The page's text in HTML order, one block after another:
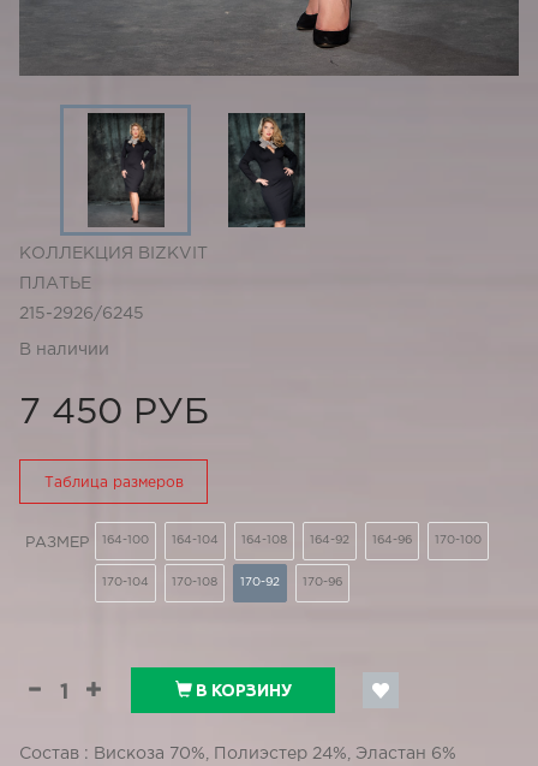
КОЛЛЕКЦИЯ BIZKVIT
ПЛАТЬЕ
215-2926/6245
В наличии
7 450 РУБ
Таблица размеров
РАЗМЕР 164-100 164-104 164-108 164-92 164-96 170-100
170-104 170-108 170-92 170-96
В КОРЗИНУ
Состав : Вискоза 70%, Полиэстер 24%, Эластан 6%